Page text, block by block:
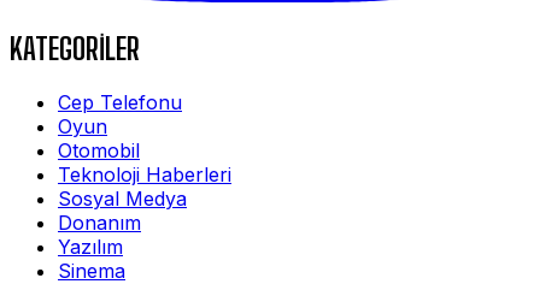
KATEGORİLER
Cep Telefonu
Oyun
Otomobil
Teknoloji Haberleri
Sosyal Medya
Donanım
Yazılım
Sinema